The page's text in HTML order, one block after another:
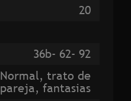
20
36b- 62- 92
Normal, trato de
pareja, fantasias